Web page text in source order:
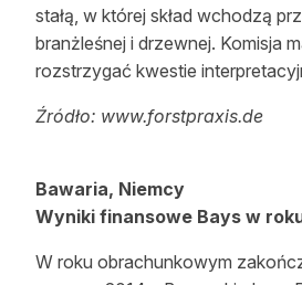
stałą, w której skład wchodzą
branżleśnej i drzewnej. Komisja
rozstrzygać kwestie
Źródło: www.forstpraxis.de
Bawaria, Niemcy
Wyniki finansowe Bays w
W roku obrachunkowym